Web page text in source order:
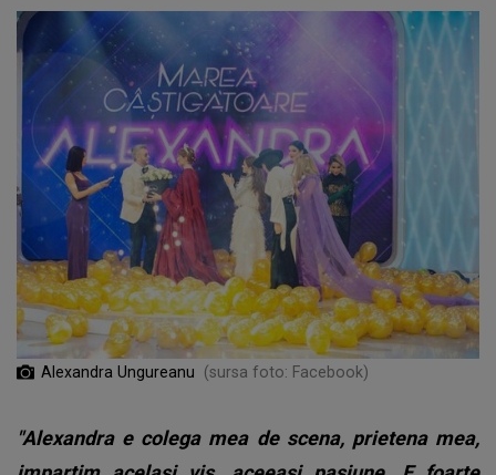
Alexandra Ungureanu (sursa foto: Facebook)
"Alexandra e colega mea de scena, prietena mea,